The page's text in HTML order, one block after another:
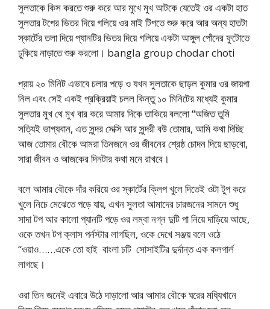
সুলতাকে কিস করতে শুরু করে আর মুখে মুখ আটকে যেতেই ওর একটা হাত
সুলতার টপের ভিতর দিয়ে গলিয়ে ওর মাই টিপতে শুরু করে আর অন্য হাতটা
স্কার্টের তলা দিয়ে প্যানটির ভিতর দিয়ে গলিয়ে একটা আঙ্গুল পোঁদের ফুটোতে
ঢুকিয়ে নাড়াতে শুরু করলো। bangla group chodar choti
প্রায় ২০ মিনিট এভাবে চলার পড়ে ও যখন সুলতাকে ছাড়ল কুমার ওর জায়গা
নিল এবং সেই একই প্রক্রিয়াই চলল কিন্তু ১০ মিনিটের মধ্যেই কুমার
সুলতার মুখ থে মুখ বার করে আমার দিকে তাকিয়ে বললো “অজিত তুমি
সত্যিই ভাগ্যবান, এত সুন্দর সেক্সি আর সুন্দরী বউ তোমার, আমি কথা দিচ্ছি
আজ তোমার বৌকে আমরা তিনজনে ওর জীবনের শ্রেষ্ঠ চোদন দিয়ে ছাড়বো,
সারা জীবন ও আজকের দিনটার কথা মনে রাখবে।
বলে আমার বৌকে দাঁর করিয়ে ওর স্কার্টের ক্লিপ খুলে দিতেই ওটা টুপ করে
খুলে নিচে মেঝেতে পড়ে যায়, এখন সুলতা আমাদের চারজনের সামনে শুধু
সাদা টপ আর কালো প্যানটি পড়ে ওর লম্বা নগ্ন দুটি পা নিয়ে দাড়িয়ে আছে,
ওকে তখন টপ ক্লাস পর্নস্টার লাগছিল, ওকে দেখে সঞ্জয় বলে ওঠে
“ওয়াও……একে তো হাই বাংলা চটি সোসাইটির দুর্দান্ত এক কলগার্ল
লাগছে।
ওরা তিন জনেই এবারে উঠে দাড়ালো আর আমার বৌকে ঘরের মধ্যিখানে